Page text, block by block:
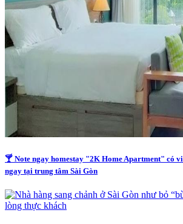
🍸 Note ngay homestay "2K Home Apartment" có
ngay tại trung tâm Sài Gòn